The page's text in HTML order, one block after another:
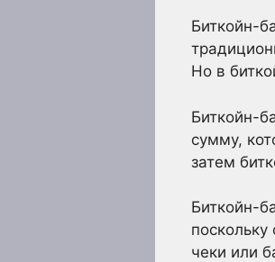
Биткойн-
Но в
Биткойн-
сумму,
затем
Биткойн-
чеки или